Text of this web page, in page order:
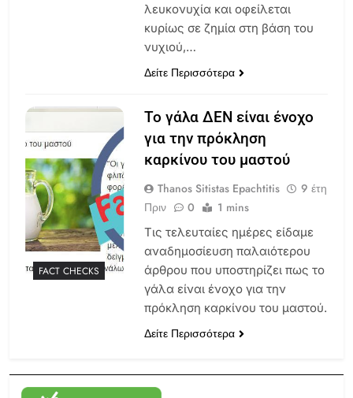
λευκονυχία και οφείλεται
κυρίως σε ζημία στη βάση του
νυχιού,…
Δείτε Περισσότερα
FACT CHECKS
Το γάλα ΔΕΝ είναι ένοχο
για την πρόκληση
καρκίνου του μαστού
Thanos Sitistas Epachtitis
9 έτη
Πριν
0 1 mins
Τις τελευταίες ημέρες είδαμε
αναδημοσίευση παλαιότερου
άρθρου που υποστηρίζει πως το
γάλα είναι ένοχο για την
πρόκληση καρκίνου του μαστού.
Δείτε Περισσότερα